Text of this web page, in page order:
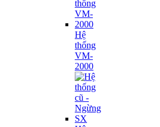
Hệ
thống
VM-
2000